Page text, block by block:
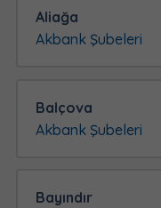
Aliağa
Akbank Şubeleri
Balçova
Akbank Şubeleri
Bayındır